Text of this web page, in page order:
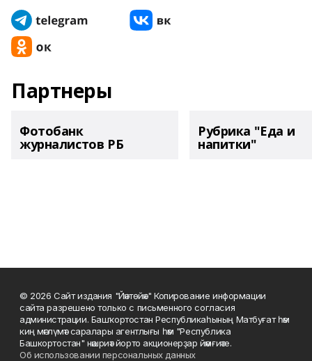
Партнеры
Фотобанк
журналистов РБ
Рубрика "Еда и
напитки"
© 2026 Сайт издания "Йәнтөйәк" Копирование информации
сайта разрешено только с письменного согласия
администрации. Башҡортостан Республикаһының Матбуғат һәм
киң мәғлүмәт саралары агентлығы һәм "Республика
Башкортостан" нәшриәт йорто акционерҙар йәмғиәте.
Об использовании персональных данных